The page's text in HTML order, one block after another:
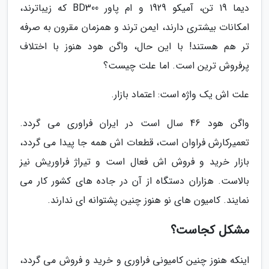
دیما 19 تن، آمیکو 1929 و ام پاور BD300 که زیباترند،
امکانات بیشتری دارند، ایمن ترند و همزمان مقرون به صرفه
تر هم هستند! با این حال، واگن هود هنوز با اختلاف
پرفروش ترین است. اما علت چیست؟
علت اش یک واژه است: اعتماد بازار.
واگن هود 46 سال است در ایران فراوری می گردد.
تعمیرکارش فراوان است، قطعات اش همه جا پیدا می گردد،
بازار خرید و فروش اش فعال است و تیراژ فراوریش نیز
بالاست. هزاران دستگاه از آن در جاده های کشور کار می
نمایند. کامیون های نو هنوز چنین پشتوانه ای ندارند.
مشکل کجاست؟
اینکه هنوز چنین کامیونی فراوری و خرید و فروش می گردد،